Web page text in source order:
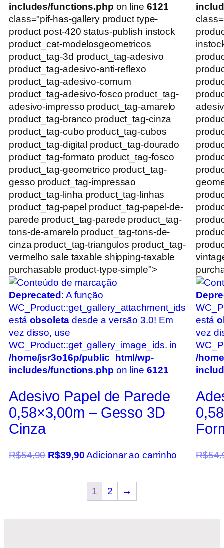
includes/functions.php on line 6121
class="pif-has-gallery product type-
product post-420 status-publish instock
product_cat-modelosgeometricos
product_tag-3d product_tag-adesivo
product_tag-adesivo-anti-reflexo
product_tag-adesivo-comum
product_tag-adesivo-fosco product_tag-
adesivo-impresso product_tag-amarelo
product_tag-branco product_tag-cinza
product_tag-cubo product_tag-cubos
product_tag-digital product_tag-dourado
product_tag-formato product_tag-fosco
product_tag-geometrico product_tag-
gesso product_tag-impressao
product_tag-linha product_tag-linhas
product_tag-papel product_tag-papel-de-
parede product_tag-parede product_tag-
tons-de-amarelo product_tag-tons-de-
cinza product_tag-triangulos product_tag-
vermelho sale taxable shipping-taxable
purchasable product-type-simple">
Deprecated : A função
WC_Product::get_gallery_attachment_ids
está obsoletadesde a versão 3.0! Em
vez disso, use
WC_Product::get_gallery_image_ids. in
/home/jsr3o16p/public_html/wp-
includes/functions.php on line 6121
Adesivo Papel de Parede
0,58×3,00m – Gesso 3D
Cinza
R$54,90 R$39,90 Adicionar ao carrinho
está
vez
/
R$
1 2 →